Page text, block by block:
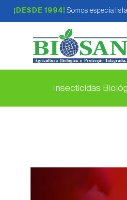
¡DESDE 1994! Somos
Insecticidas